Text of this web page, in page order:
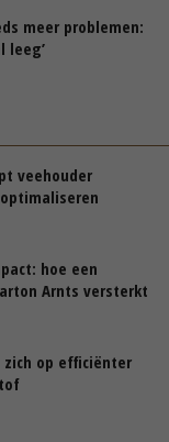
meer problemen:
leeg’
veehouder
hoe een
Arnts versterkt
zich op efficiënter